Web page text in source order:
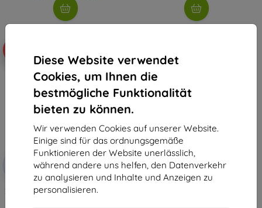
Diese Website verwendet
Cookies, um Ihnen die
bestmögliche Funktionalität
bieten zu können.
Wir verwenden Cookies auf unserer Website.
Einige sind für das ordnungsgemäße
Funktionieren der Website unerlässlich,
während andere uns helfen, den Datenverkehr
zu analysieren und Inhalte und Anzeigen zu
personalisieren.
Rabatt
mit
Gutschein
EXTRA10
3mk TechWrap Matte Schutzfolie